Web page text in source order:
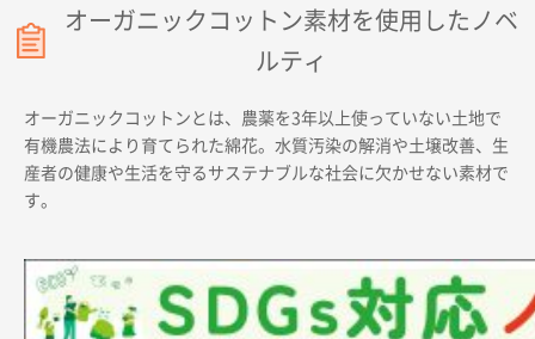
商品を探す
オーガニックコットン素材を使用したノベ
ルティ
オーガニックコットンとは、農薬を3年以上使っていない土地で
有機農法により育てられた綿花。水質汚染の解消や土壌改善、生
産者の健康や生活を守るサステナブルな社会に欠かせない素材で
す。